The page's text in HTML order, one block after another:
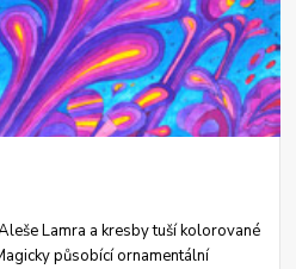
Lamra a kresby tuší kolorované
působící ornamentální